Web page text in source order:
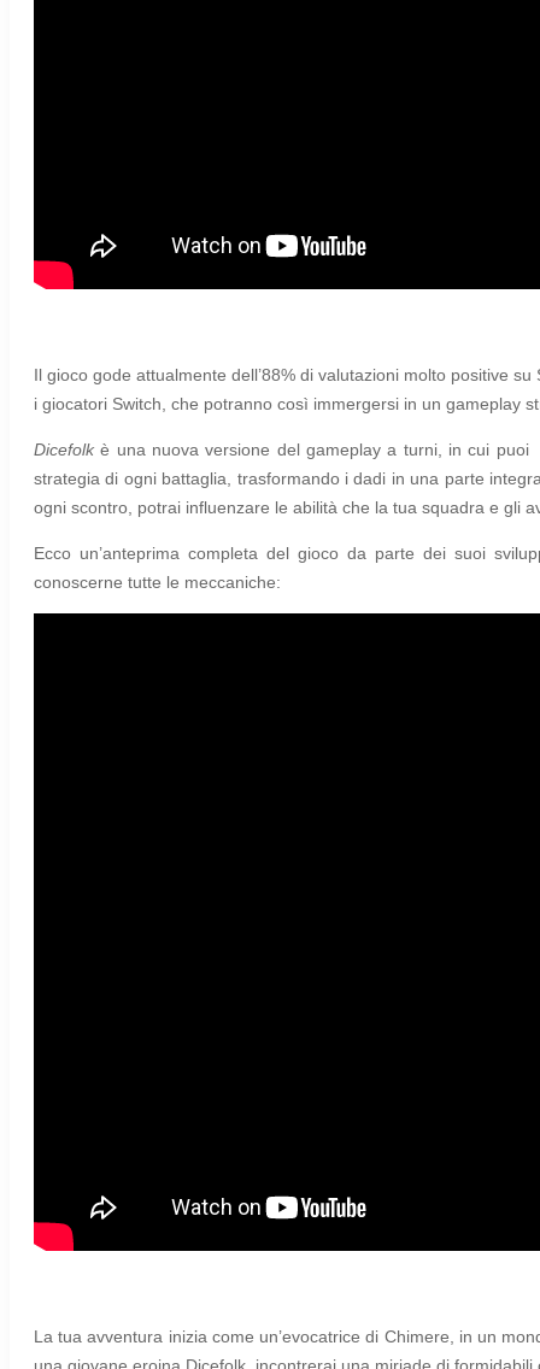
Il gioco gode attualmente dell’88% di valutazioni molto positive
i giocatori Switch, che potranno così immergersi in un gameplay
Dicefolkè una nuova versione del gameplay a turni, in cui
strategia di ogni battaglia, trasformando i dadi in una parte
ogni scontro, potrai influenzare le abilità che la tua squadra e gli
Ecco un’anteprima completa del gioco da parte dei suoi
conoscerne tutte le meccaniche:
La tua avventura inizia come un’evocatrice di Chimere, in un